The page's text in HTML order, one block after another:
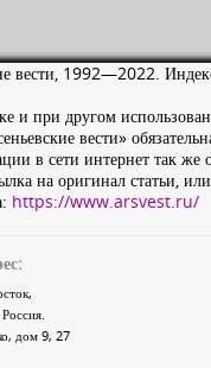
вести, 1992—2022.
и при другом
вести»
в сети интернет так же
на оригинал статьи,
https://www.arsvest.ru/
,
Россия
, дом 9, 27